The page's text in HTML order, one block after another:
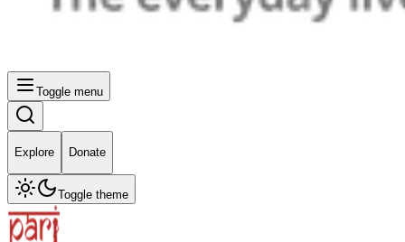
Toggle menu
Explore Donate
Toggle theme